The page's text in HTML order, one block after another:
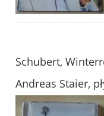
Schubert,
Andreas Staier,